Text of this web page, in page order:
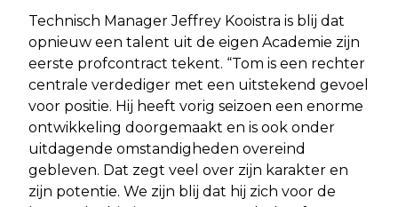
Technisch Manager Jeffrey Kooistra is blij dat
opnieuw een talent uit de eigen Academie zijn
eerste profcontract tekent. “Tom is een rechter
centrale verdediger met een uitstekend gevoel
voor positie. Hij heeft vorig seizoen een enorme
ontwikkeling doorgemaakt en is ook onder
uitdagende omstandigheden overeind
gebleven. Dat zegt veel over zijn karakter en
zijn potentie. We zijn blij dat hij zich voor de